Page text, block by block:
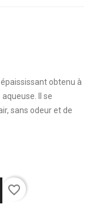
obtenu à
Il se
sans odeur et de
favorite_border